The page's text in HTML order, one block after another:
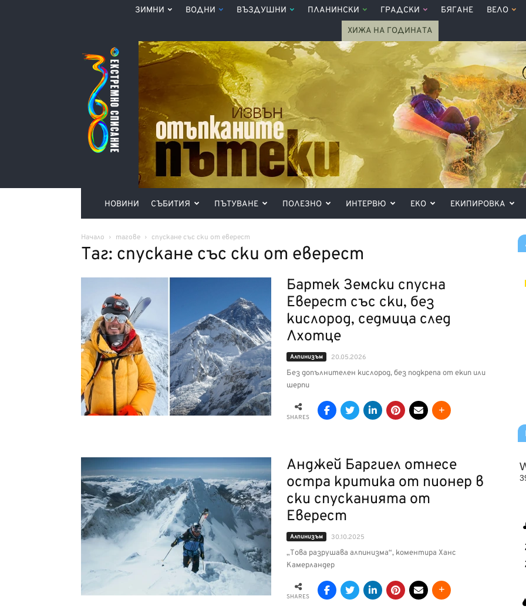
ЗИМНИ ВОДНИ ВЪЗДУШНИ ПЛАНИНСКИ ГРАДСКИ БЯГАНЕ ВЕЛО
ХИЖА НА ГОДИНАТА
Списание
360°
НОВИНИ СЪБИТИЯ ПЪТУВАНЕ ПОЛЕЗНО ИНТЕРВЮ ЕКО ЕКИПИРОВКА
Начало тагове спускане със ски от еверест
Таг: спускане със ски от еверест
Бартек Земски спусна
Еверест със ски, без
кислород, седмица след
Лхотце
Алпинизъм 20.05.2026
Без допълнителен кислород, без подкрепа от екип или
шерпи
SHARES
Анджей Баргиел отнесе
остра критика от пионер в
ски спусканията от
Еверест
Алпинизъм 30.10.2025
„Това разрушава алпинизма“, коментира Ханс
Камерландер
SHARES